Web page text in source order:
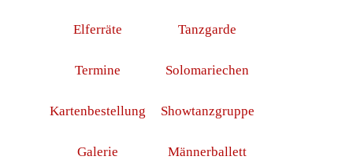
Elferräte
Termine
Kartenbestellung
Galerie
Tanzgarde
Solomariechen
Showtanzgruppe
Männerballett